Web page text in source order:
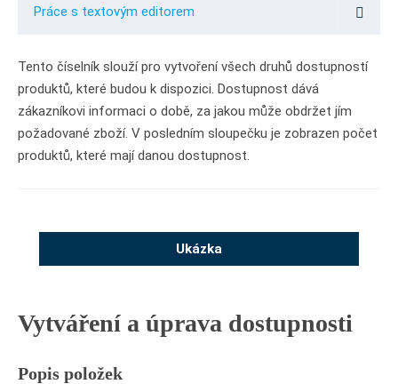
Práce s textovým editorem
Tento číselník slouží pro vytvoření všech druhů dostupností
produktů, které budou k dispozici. Dostupnost dává
zákazníkovi informaci o době, za jakou může obdržet jím
požadované zboží. V posledním sloupečku je zobrazen počet
produktů, které mají danou dostupnost.
Ukázka
Vytváření a úprava dostupnosti
Popis položek